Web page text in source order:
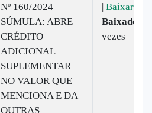
Nº 160/2024
SÚMULA: ABRE
CRÉDITO
ADICIONAL
SUPLEMENTAR
NO VALOR QUE
MENCIONA E DA
OUTRAS
| Baixar
Baixado:
vezes